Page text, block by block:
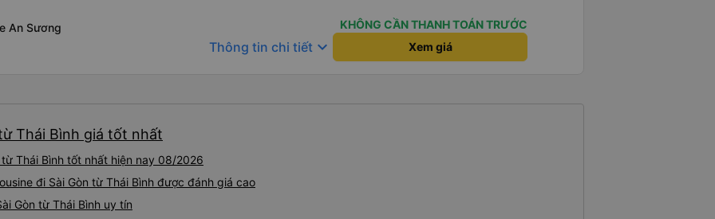
An Sương
KHÔNG CẦN THANH TOÁN TRƯỚC
Thông tin chi tiết keyboard_arrow_down Xem giá
Thái Bình giá tốt nhất
Thái Bình tốt nhất hiện nay 08/2026
đi Sài Gòn từ Thái Bình được đánh giá cao
Gòn từ Thái Bình uy tín